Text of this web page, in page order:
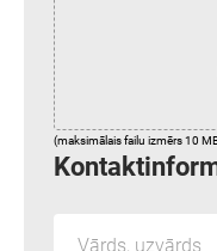
(maksimālais failu izmērs 10